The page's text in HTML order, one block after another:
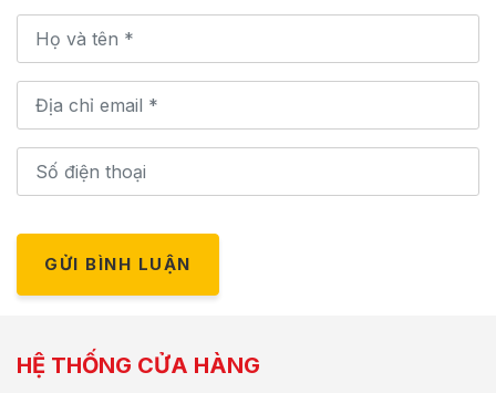
GỬI BÌNH LUẬN
HỆ THỐNG CỬA HÀNG